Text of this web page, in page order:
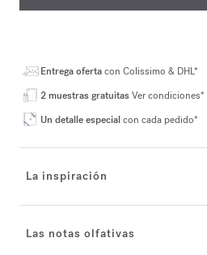
Entrega ofertacon Colissimo & DHL*
2 muestras gratuitasVer condiciones*
Un detalle especialcon cada pedido*
La inspiración
Las notas olfativas